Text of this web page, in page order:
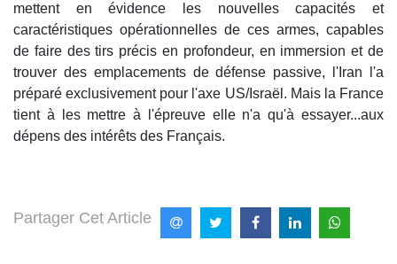
mettent en évidence les nouvelles capacités et
caractéristiques opérationnelles de ces armes, capables
de faire des tirs précis en profondeur, en immersion et de
trouver des emplacements de défense passive, l'Iran l'a
préparé exclusivement pour l'axe US/Israël. Mais la France
tient à les mettre à l'épreuve elle n'a qu'à essayer...aux
dépens des intérêts des Français.
Partager Cet Article